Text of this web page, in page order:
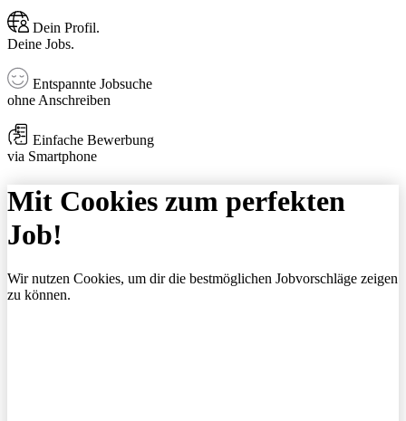
Dein Profil.
Deine Jobs.
Entspannte Jobsuche
ohne Anschreiben
Einfache Bewerbung
via Smartphone
Mit Cookies zum perfekten
Job!
Wir nutzen Cookies, um dir die bestmöglichen Jobvorschläge zeigen
zu können.